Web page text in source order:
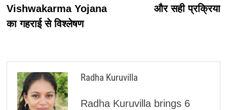
Vishwakarma Yojana
का गहराई से विश्लेषण
और सही प्रक्रिया
Radha Kuruvilla
Radha Kuruvilla brings 6